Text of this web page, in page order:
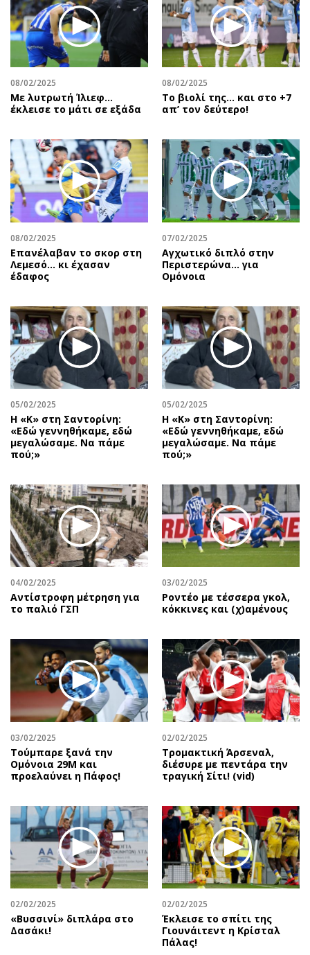
08/02/2025
Με λυτρωτή Ίλιεφ…
έκλεισε το μάτι σε εξάδα
08/02/2025
Το βιολί της… και στο +7
απ’ τον δεύτερο!
08/02/2025
Επανέλαβαν το σκορ στη
Λεμεσό… κι έχασαν
έδαφος
07/02/2025
Αγχωτικό διπλό στην
Περιστερώνα… για
Ομόνοια
05/02/2025
Η «Κ» στη Σαντορίνη:
«Εδώ γεννηθήκαμε, εδώ
μεγαλώσαμε. Να πάμε
πού;»
05/02/2025
Η «Κ» στη Σαντορίνη:
«Εδώ γεννηθήκαμε, εδώ
μεγαλώσαμε. Να πάμε
πού;»
04/02/2025
Αντίστροφη μέτρηση για
το παλιό ΓΣΠ
03/02/2025
Ροντέο με τέσσερα γκολ,
κόκκινες και (χ)αμένους
03/02/2025
Τούμπαρε ξανά την
Ομόνοια 29Μ και
προελαύνει η Πάφος!
02/02/2025
Τρομακτική Άρσεναλ,
διέσυρε με πεντάρα την
τραγική Σίτι! (vid)
02/02/2025
«Βυσσινί» διπλάρα στο
Δασάκι!
02/02/2025
Έκλεισε το σπίτι της
Γιουνάιτεντ η Κρίσταλ
Πάλας!